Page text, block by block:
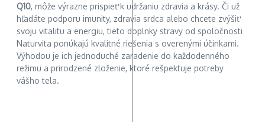
Q10, môže výrazne prispieť k udržaniu zdravia a krásy. Či už
hľadáte podporu imunity, zdravia srdca alebo chcete zvýšiť
svoju vitalitu a energiu, tieto doplnky stravy od spoločnosti
Naturvita ponúkajú kvalitné riešenia s overenými účinkami.
Výhodou je ich jednoduché zaradenie do každodenného
režimu a prirodzené zloženie, ktoré rešpektuje potreby
vášho tela.